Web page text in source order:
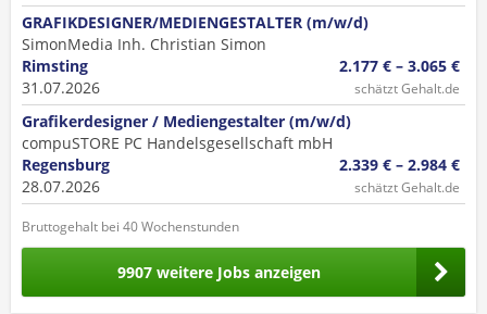
GRAFIKDESIGNER/MEDIENGESTALTER (m/w/d)
SimonMedia Inh. Christian Simon
Rimsting
31.07.2026
2.177 € – 3.065 €
schätzt Gehalt.de
Grafikerdesigner / Mediengestalter (m/w/d)
compuSTORE PC Handelsgesellschaft mbH
Regensburg
28.07.2026
2.339 € – 2.984 €
schätzt Gehalt.de
Bruttogehalt bei 40 Wochenstunden
9907 weitere Jobs anzeigen